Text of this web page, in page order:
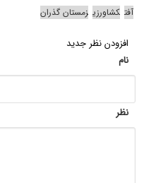
آفت کشاورزی زمستان گذران
افزودن نظر جدید
نام
نظر